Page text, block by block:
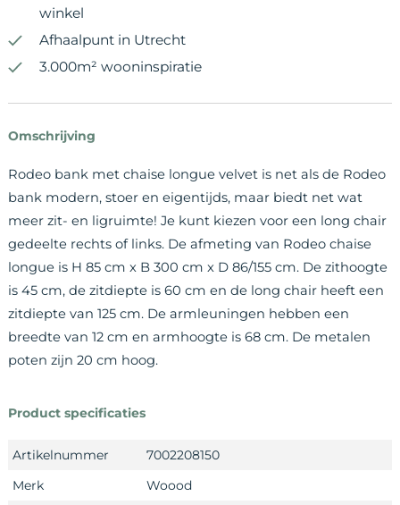
winkel
Afhaalpunt in Utrecht
3.000m² wooninspiratie
Omschrijving
Rodeo bank met chaise longue velvet is net als de Rodeo
bank modern, stoer en eigentijds, maar biedt net wat
meer zit- en ligruimte! Je kunt kiezen voor een long chair
gedeelte rechts of links. De afmeting van Rodeo chaise
longue is H 85 cm x B 300 cm x D 86/155 cm. De zithoogte
is 45 cm, de zitdiepte is 60 cm en de long chair heeft een
zitdiepte van 125 cm. De armleuningen hebben een
breedte van 12 cm en armhoogte is 68 cm. De metalen
poten zijn 20 cm hoog.
Product specificaties
Artikelnummer
7002208150
Merk
Woood